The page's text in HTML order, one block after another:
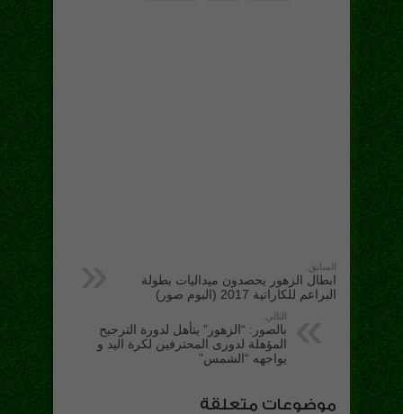
السابق:
ابطال الزهور يحصدون ميداليات بطولة
البراعم للكاراتية 2017 (البوم صور)
التالي:
بالصور: “الزهور” يتأهل لدورة الترجيح
المؤهلة لدورى المحترفين لكرة اليد و
يواجهه “الشمس”
موضوعات متعلقة